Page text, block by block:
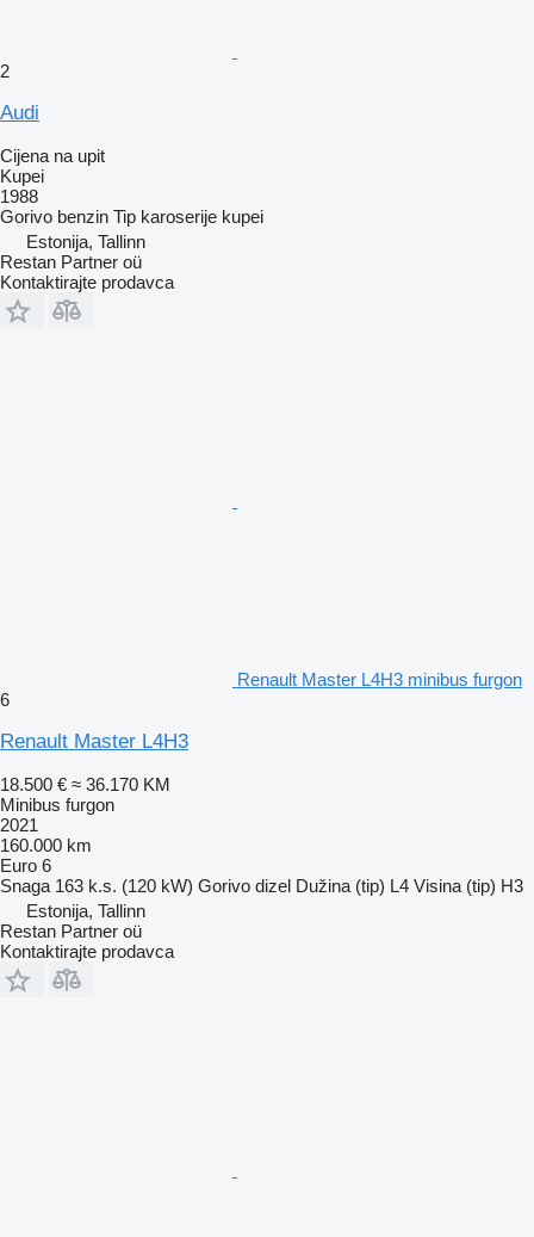
2
Audi
Cijena na upit
Kupei
1988
Gorivo benzin Tip karoserije kupei
Estonija, Tallinn
Restan Partner oü
Kontaktirajte prodavca
Renault Master L4H3 minibus furgon
6
Renault Master L4H3
18.500 € ≈ 36.170 KM
Minibus furgon
2021
160.000 km
Euro 6
Snaga 163 k.s. (120 kW) Gorivo dizel Dužina (tip) L4 Visina (tip) H3
Estonija, Tallinn
Restan Partner oü
Kontaktirajte prodavca